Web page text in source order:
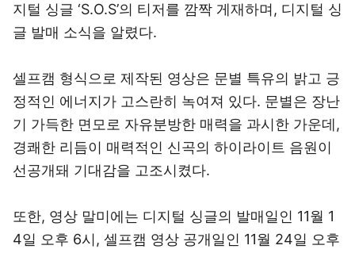
지털 싱글 ‘S.O.S’의 티저를 깜짝 게재하며, 디지털 싱
글 발매 소식을 알렸다.
셀프캠 형식으로 제작된 영상은 문별 특유의 밝고 긍
정적인 에너지가 고스란히 녹여져 있다. 문별은 장난
기 가득한 면모로 자유분방한 매력을 과시한 가운데,
경쾌한 리듬이 매력적인 신곡의 하이라이트 음원이
선공개돼 기대감을 고조시켰다.
또한, 영상 말미에는 디지털 싱글의 발매일인 11월 1
4일 오후 6시, 셀프캠 영상 공개일인 11월 24일 오후